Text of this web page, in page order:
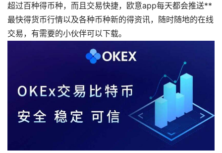
超过百种得币种，而且交易快捷，欧意app每天都会推送**
最快得货币行情以及各种币种新的得资讯，随时随地的在线
交易，有需要的小伙伴可以下载。